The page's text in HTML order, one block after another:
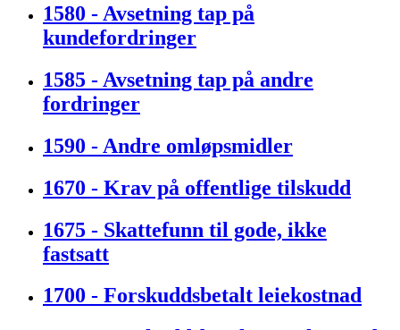
1580 - Avsetning tap på
kundefordringer
1585 - Avsetning tap på andre
fordringer
1590 - Andre omløpsmidler
1670 - Krav på offentlige tilskudd
1675 - Skattefunn til gode, ikke
fastsatt
1700 - Forskuddsbetalt leiekostnad